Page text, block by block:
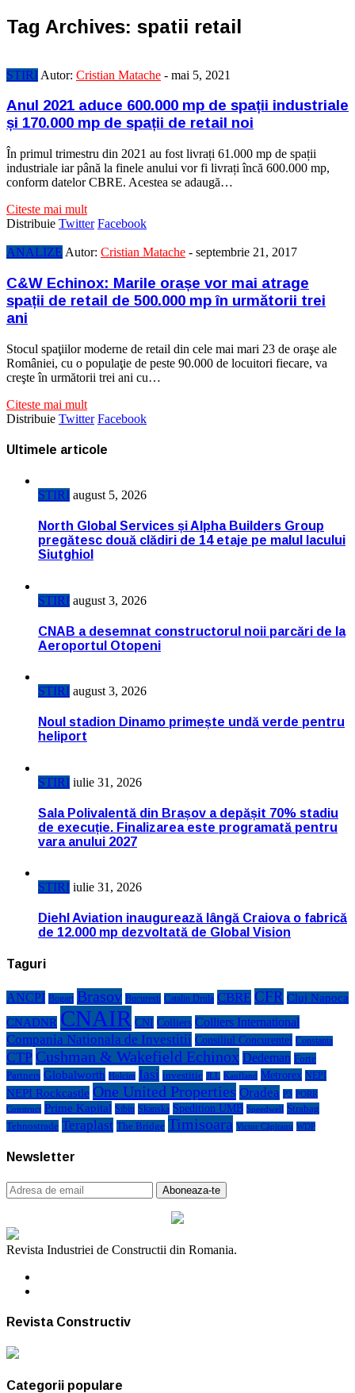
Tag Archives: spatii retail
STIRI Autor: Cristian Matache - mai 5, 2021
Anul 2021 aduce 600.000 mp de spații industriale
și 170.000 mp de spații de retail noi
În primul trimestru din 2021 au fost livrați 61.000 mp de spații
industriale iar până la finele anului vor fi livrați încă 600.000 mp,
conform datelor CBRE. Acestea se adaugă…
Citeste mai mult
Distribuie Twitter Facebook
ANALIZE Autor: Cristian Matache - septembrie 21, 2017
C&W Echinox: Marile orașe vor mai atrage
spații de retail de 500.000 mp în următorii trei
ani
Stocul spaţiilor moderne de retail din cele mai mari 23 de oraşe ale
României, cu o populaţie de peste 90.000 de locuitori fiecare, va
creşte în următorii trei ani cu…
Citeste mai mult
Distribuie Twitter Facebook
Ultimele articole
STIRI august 5, 2026
North Global Services și Alpha Builders Group
pregătesc două clădiri de 14 etaje pe malul lacului
Siutghiol
STIRI august 3, 2026
CNAB a desemnat constructorul noii parcări de la
Aeroportul Otopeni
STIRI august 3, 2026
Noul stadion Dinamo primește undă verde pentru
heliport
STIRI iulie 31, 2026
Sala Polivalentă din Brașov a depășit 70% stadiu
de execuție. Finalizarea este programată pentru
vara anului 2027
STIRI iulie 31, 2026
Diehl Aviation inaugurează lângă Craiova o fabrică
de 12.000 mp dezvoltată de Global Vision
Taguri
ANCPI Bogart Brasov Bucuresti Catalin Drula CBRE CFR Cluj Napoca
CNADNR CNAIR CNI Colliers Colliers International
Compania Nationala de Investitii Consiliul Concurentei Constanta
CTP Cushman & Wakefield Echinox Dedeman Forte
Partners Globalworth Holcim Iasi investitie JLL Kaufland Metrorex NEPI
NEPI Rockcastle One United Properties Oradea P3 PORR
Construct Prime Kapital Sibiu Skanska Spedition UMB Speedwell Strabag
Tehnostrade Teraplast The Bridge Timisoara Victor Căpitanu WDP
Newsletter
Revista Industriei de Constructii din Romania.
Revista Constructiv
Categorii populare